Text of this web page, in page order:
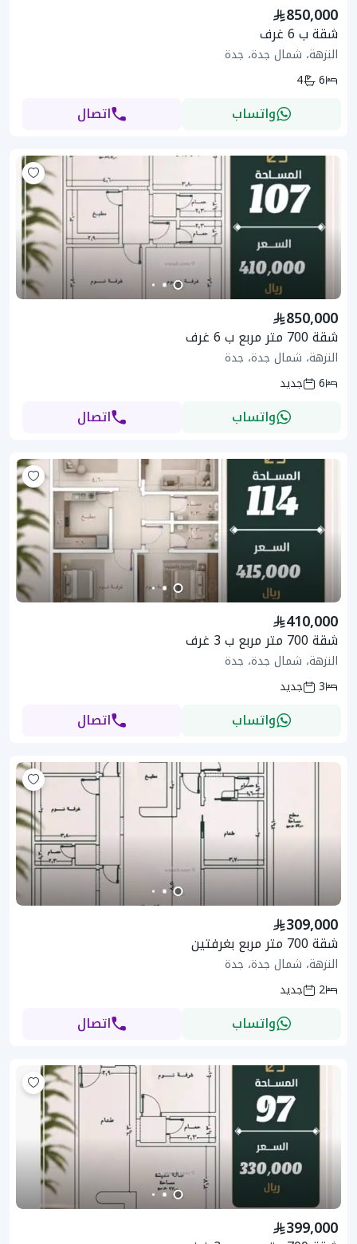
850,000
شقة ب 6 غرف
النزهة، شمال جدة، جدة
6
4
واتساب اتصال
850,000
شقة 700 متر مربع ب 6 غرف
النزهة، شمال جدة، جدة
6
جديد
واتساب اتصال
410,000
شقة 700 متر مربع ب 3 غرف
النزهة، شمال جدة، جدة
3
جديد
واتساب اتصال
309,000
شقة 700 متر مربع بغرفتين
النزهة، شمال جدة، جدة
2
جديد
واتساب اتصال
399,000